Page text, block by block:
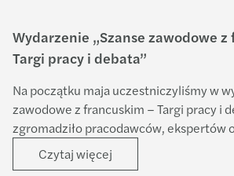
Wydarzenie „Szanse zawodowe
Targi pracy i debata”
Na początku maja uczestniczyliśmy w
zawodowe z francuskim – Targi pracy i
zgromadziło pracodawców, ekspertów
zainteresowane rozwojem kariery na
francuskojęzycznym.
Czytaj więcej